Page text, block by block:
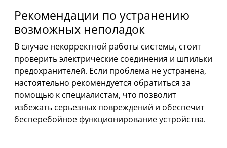
Рекомендации по устранению
возможных неполадок
В случае некорректной работы системы, стоит
проверить электрические соединения и шпильки
предохранителей. Если проблема не устранена,
настоятельно рекомендуется обратиться за
помощью к специалистам, что позволит
избежать серьезных повреждений и обеспечит
бесперебойное функционирование устройства.